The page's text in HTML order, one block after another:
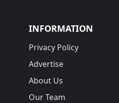
INFORMATION
Privacy Policy
Advertise
About Us
Our Team